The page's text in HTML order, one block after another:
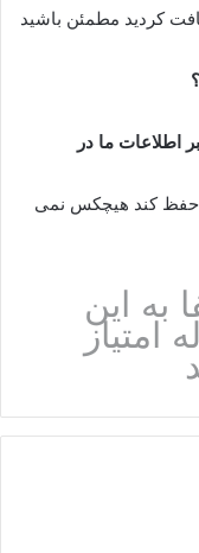
کردید مطمئن باشید
اطلاعات ما در
حفظ کند هیچکس نمی
به این
امتیاز